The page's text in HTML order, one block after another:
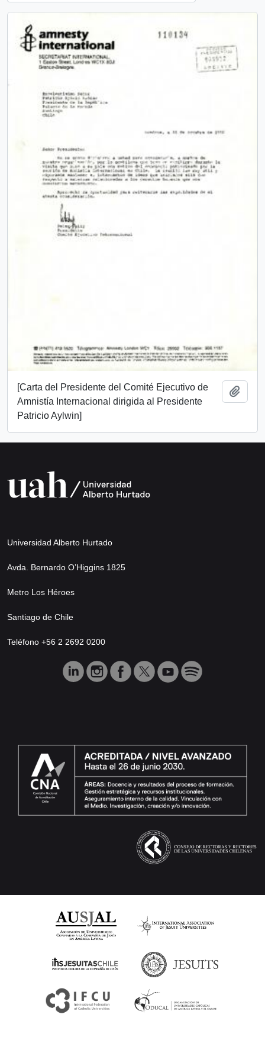
[Carta del Presidente del Comité Ejecutivo de
Amnistía Internacional dirigida al Presidente
Patricio Aylwin]
Universidad Alberto Hurtado
Avda. Bernardo O’Higgins 1825
Metro Los Héroes
Santiago de Chile
Teléfono +56 2 2692 0200